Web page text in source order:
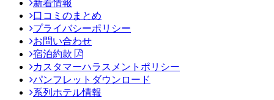
新着情報
口コミのまとめ
プライバシーポリシー
お問い合わせ
宿泊約款
カスタマーハラスメントポリシー
パンフレットダウンロード
系列ホテル情報